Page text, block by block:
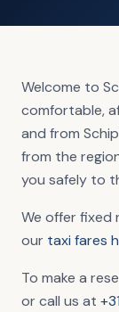
Welcome to
comfortable,
and from
from the
you safely to
We offer fixed
our taxi fares
To make a
or call us at